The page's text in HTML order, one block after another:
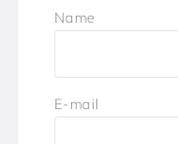
Name
E-mail